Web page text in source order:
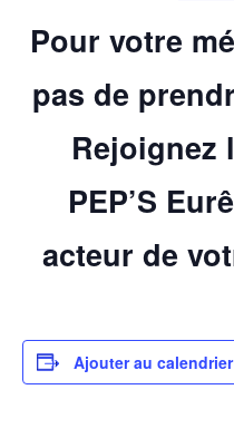
Pour votre
pas de
Rejoignez
PEP’S
acteur de
Ajouter au calendrier